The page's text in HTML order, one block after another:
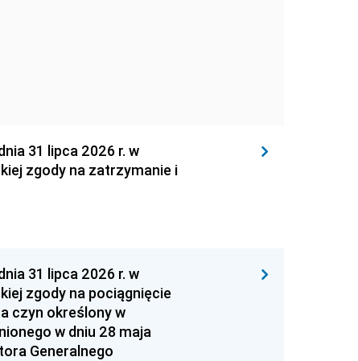
31 lipca 2026 r. w
zgody na zatrzymanie i
31 lipca 2026 r. w
zgody na pociągnięcie
czyn określony w
w dniu 28 maja
Generalnego